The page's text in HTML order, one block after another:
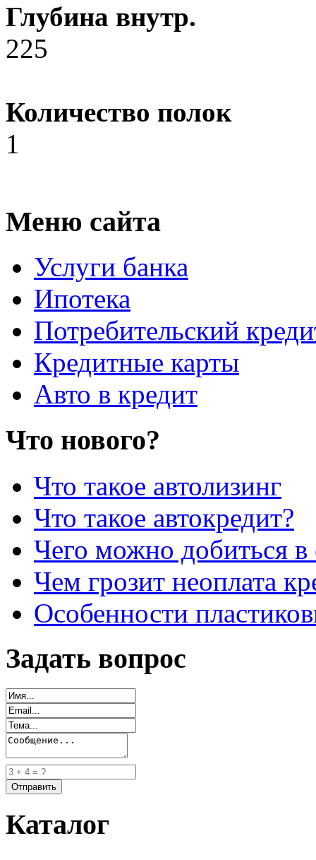
Глубина внутр.
225
Количество полок
1
Меню сайта
Услуги банка
Ипотека
Потребительский
Кредитные карты
Авто в кредит
Что нового?
Что такое автолизинг
Что такое автокредит?
Чего можно добиться в
Чем грозит неоплата
Особенности
Задать вопрос
Каталог